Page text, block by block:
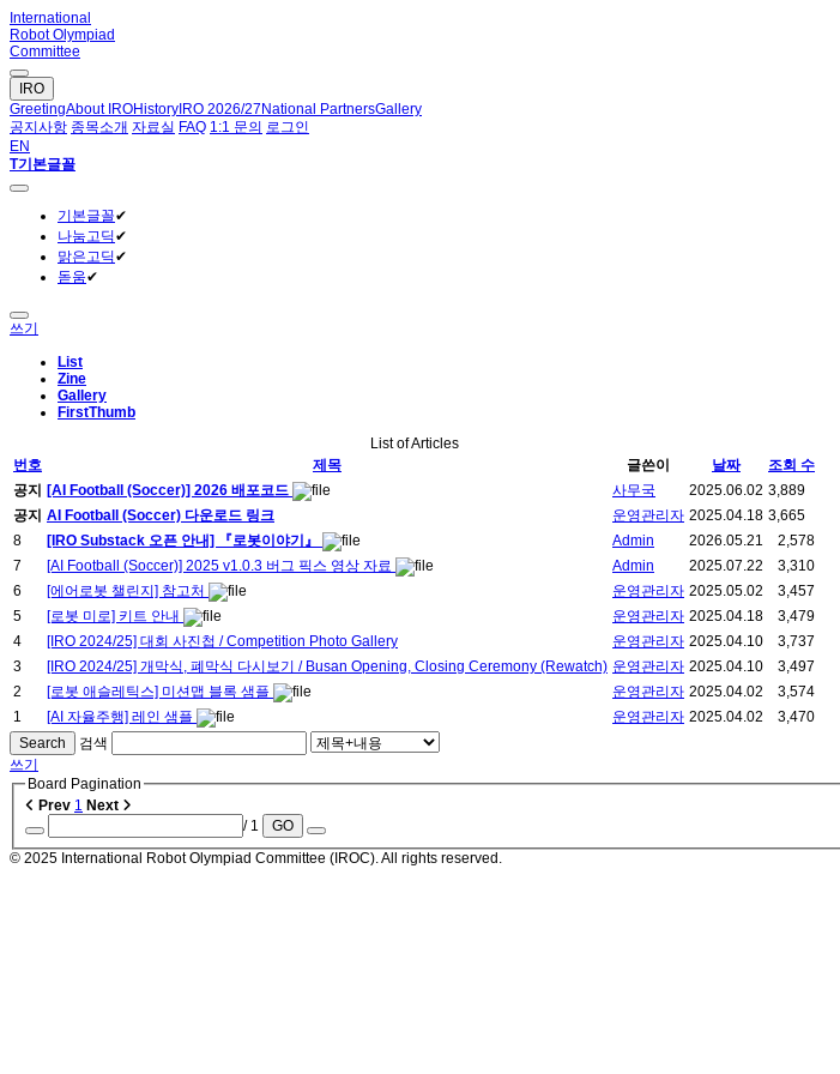
International
Robot Olympiad
Committee
IRO
GreetingAbout IROHistory IRO 2026/27 National PartnersGallery
공지사항 종목소개 자료실 FAQ 1:1 문의 로그인
EN
T기본글꼴
기본글꼴✔
나눔고딕✔
맑은고딕✔
돋움✔
쓰기
List
Zine
Gallery
FirstThumb
List of Articles
번호
제목 글쓴이 날짜
조회 수
공지
[AI Football (Soccer)] 2026 배포코드 사무국 2025.06.02 3,889
공지 AI Football (Soccer) 다운로드 링크 운영관리자 2025.04.18 3,665
8
[IRO Substack 오픈 안내] 『로봇이야기』 Admin 2026.05.21
2,578
7
[AI Football (Soccer)] 2025 v1.0.3 버그 픽스 영상 자료 Admin 2025.07.22
3,310
6
[에어로봇 챌린지] 참고처 운영관리자 2025.05.02
3,457
5
[로봇 미로] 키트 안내 운영관리자 2025.04.18
3,479
4
[IRO 2024/25] 대회 사진첩 / Competition Photo Gallery 운영관리자 2025.04.10
3,737
3
[IRO 2024/25] 개막식, 폐막식 다시보기 / Busan Opening, Closing Ceremony (Rewatch) 운영관리자 2025.04.10
3,497
2
[로봇 애슬레틱스] 미션맵 블록 샘플 운영관리자 2025.04.02
3,574
1
[AI 자율주행] 레인 샘플 운영관리자 2025.04.02
3,470
Search
검색
쓰기
Board Pagination
Prev 1 Next
/ 1
GO
© 2025 International Robot Olympiad Committee (IROC). All rights reserved.